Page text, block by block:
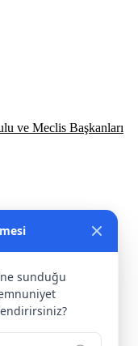
sunduğu
ve Meclis Başkanları